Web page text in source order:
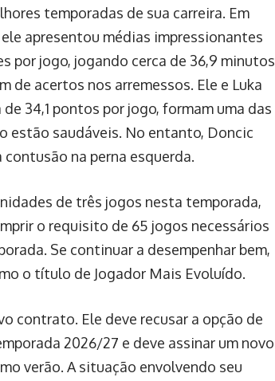
temporadas de sua carreira. Em
apresentou médias impressionantes
por jogo, jogando cerca de 36,9 minutos
de acertos nos arremessos. Ele e Luka
34,1 pontos por jogo, formam uma das
estão saudáveis. No entanto, Doncic
na perna esquerda.
de três jogos nesta temporada,
o requisito de 65 jogos necessários
Se continuar a desempenhar bem,
o título de Jogador Mais Evoluído.
contrato. Ele deve recusar a opção de
2026/27 e deve assinar um novo
verão. A situação envolvendo seu